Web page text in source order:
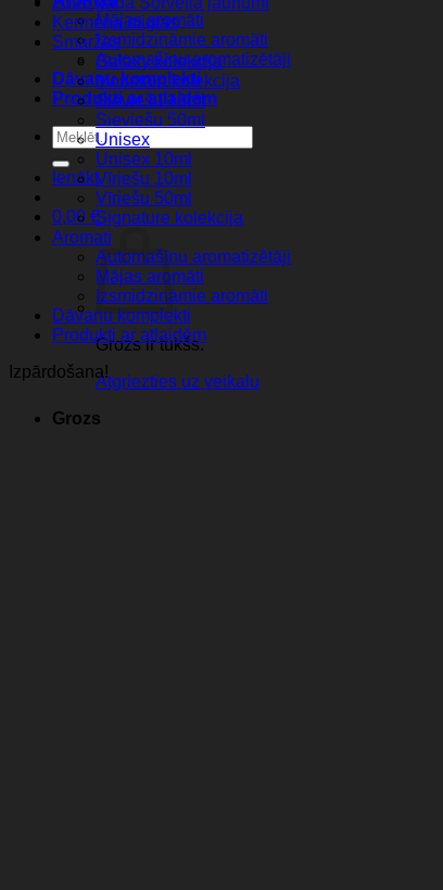
Mājas aromāti
Izsmidzināmie aromāti
Automašīnu aromatizētāji
Dāvanu komplekti
Produkti ar atlaidēm
Meklēt:
Ienākt
0,00 €
Grozs ir tukšs.
Atgriezties uz veikalu
Grozs
Ķermeņa miglas
Smaržas
Galaxy kolekcija
Mountain kolekcija
Sieviešu 10ml
Sieviešu 50ml
Unisex
Unisex 10ml
Vīriešu 10ml
Vīriešu 50ml
Signature kolekcija
Aromati
Automašīnu aromatizētāji
Mājas aromāti
Izsmidzināmie aromāti
Dāvanu komplekti
Produkti ar atlaidēm
Izpārdošana!